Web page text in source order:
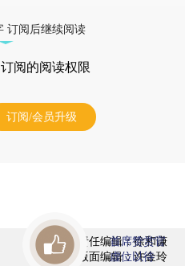
订阅后继续阅读
阅的阅读权限
订阅/会员升级
责任编辑：徐和谦
版面编辑：许金玲
首席赞赏官
虚位以待